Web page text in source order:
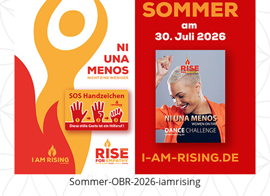
Sommer-OBR-2026-iamrising